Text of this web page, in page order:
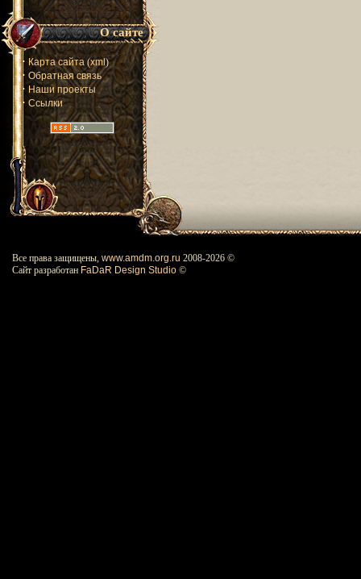
О сайте
· Карта сайта (xml)
· Обратная связь
· Наши проекты
· Ссылки
Все права защищены, www.amdm.org.ru 2008-2026 ©
Сайт разработан FaDaR Design Studio ©